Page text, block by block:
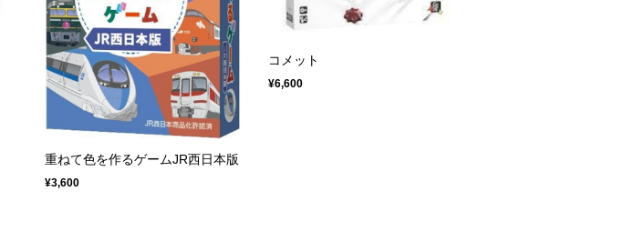
重ねて色を作るゲームJR西日本版
¥3,600
コメット
¥6,600